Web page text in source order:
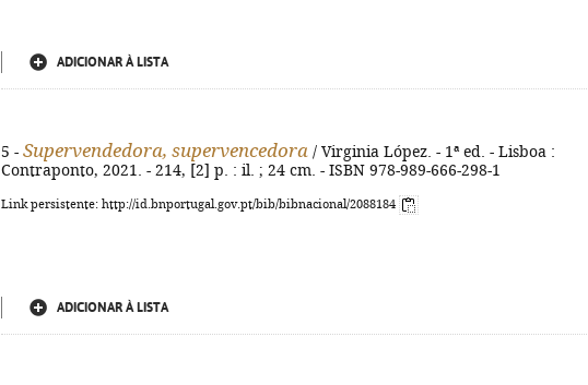
ADICIONAR À LISTA
5 - Supervendedora, supervencedora / Virginia López. - 1ª ed. - Lisboa :
Contraponto, 2021. - 214, [2] p. : il. ; 24 cm. - ISBN 978-989-666-298-1
Link persistente: http://id.bnportugal.gov.pt/bib/bibnacional/2088184
ADICIONAR À LISTA